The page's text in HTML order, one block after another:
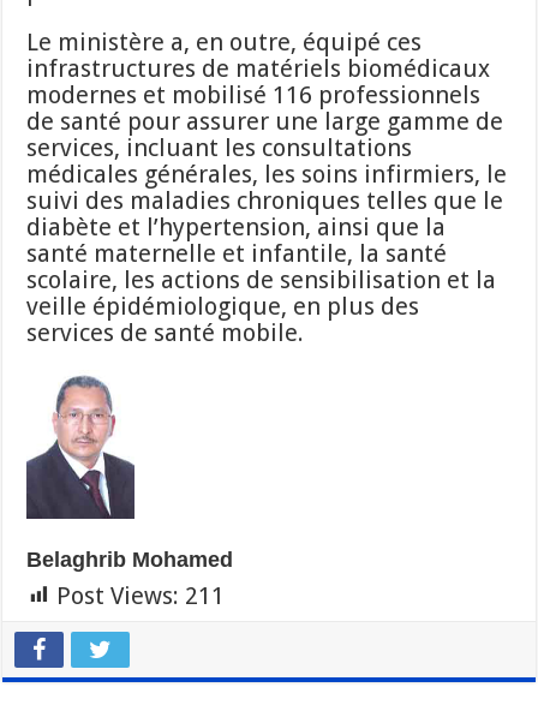
Le ministère a, en outre, équipé ces
infrastructures de matériels biomédicaux
modernes et mobilisé 116 professionnels
de santé pour assurer une large gamme de
services, incluant les consultations
médicales générales, les soins infirmiers, le
suivi des maladies chroniques telles que le
diabète et l’hypertension, ainsi que la
santé maternelle et infantile, la santé
scolaire, les actions de sensibilisation et la
veille épidémiologique, en plus des
services de santé mobile.
Belaghrib Mohamed
Post Views: 211